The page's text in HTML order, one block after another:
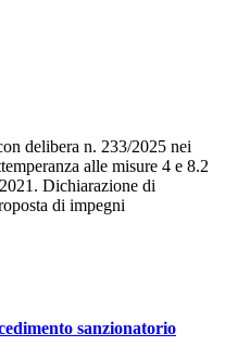
delibera n. 233/2025 nei
alle misure 4 e 8.2
Dichiarazione di
di impegni
sanzionatorio